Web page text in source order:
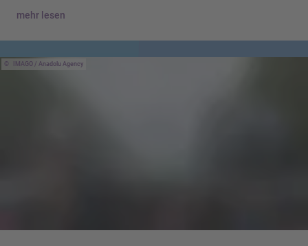
mehr lesen
IMAGO / Anadolu Agency